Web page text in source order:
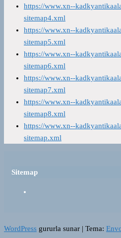
https://www.xn--
sitemap4.xml
https://www.xn--
sitemap5.xml
https://www.xn--
sitemap6.xml
https://www.xn--
sitemap7.xml
https://www.xn--
sitemap8.xml
https://www.xn--
sitemap.xml
Sitemap
WordPress gururla sunar | Tema: